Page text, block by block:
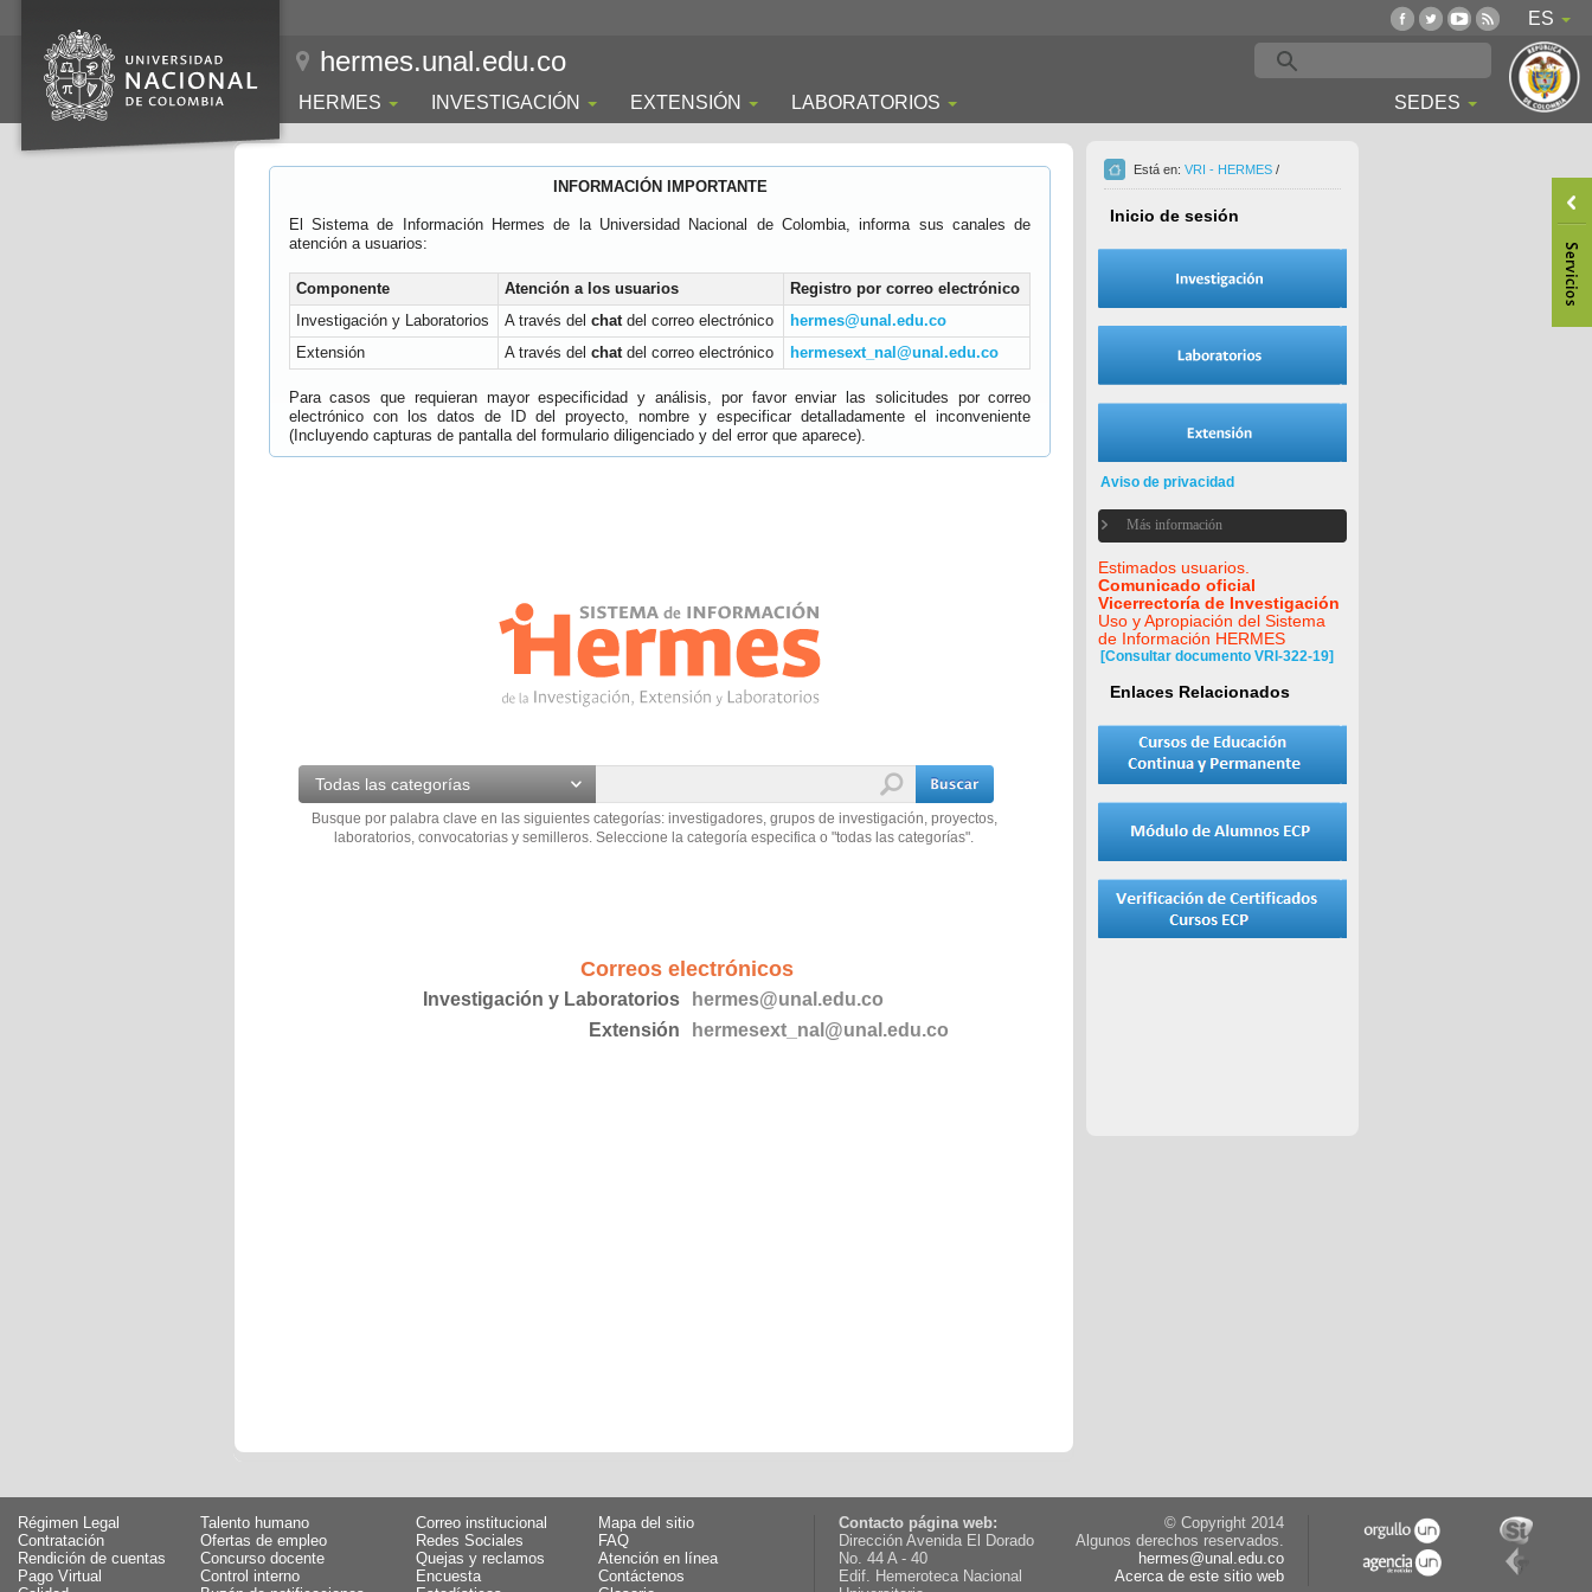
ES
hermes.unal.edu.co
HERMES INVESTIGACIÓN EXTENSIÓN LABORATORIOS SEDES
INFORMACIÓN IMPORTANTE
El Sistema de Información Hermes de la Universidad Nacional de Colombia, informa sus canales de
atención a usuarios:
Componente Atención a los usuarios
Registro por correo electrónico
Investigación y Laboratorios
A través del chatdel correo electrónico
hermes@unal.edu.co
Extensión
A través del chatdel correo electrónico hermesext_nal@unal.edu.co
Para casos que requieran mayor especificidad y análisis, por favor enviar las solicitudes por correo
electrónico con los datos de ID del proyecto, nombre y especificar detalladamente el inconveniente
(Incluyendo capturas de pantalla del formulario diligenciado y del error que aparece).
Todas las categorías
Busque por palabra clave en las siguientes categorías: investigadores, grupos de investigación, proyectos,
laboratorios, convocatorias y semilleros. Seleccione la categoría especifica o "todas las categorías".
Correos electrónicos
Investigación y Laboratorios
hermes@unal.edu.co
Extensión
hermesext_nal@unal.edu.co
Está en: VRI - HERMES /
Inicio de sesión
Aviso de privacidad
Más información
Estimados usuarios.
Comunicado oficial
Vicerrectoría de Investigación
Uso y Apropiación del Sistema
de Información HERMES
[Consultar documento VRI-322-19]
Enlaces Relacionados
Régimen Legal
Talento humano
Contratación
Ofertas de empleo
Rendición de cuentas
Concurso docente
Pago Virtual
Control interno
Correo institucional
Mapa del sitio
Redes Sociales
FAQ
Quejas y reclamos
Atención en línea
Encuesta
Contáctenos
Contacto página web:
Dirección Avenida El Dorado
No. 44 A - 40
Edif. Hemeroteca Nacional
© Copyright 2014
Algunos derechos reservados.
hermes@unal.edu.co
Acerca de este sitio web